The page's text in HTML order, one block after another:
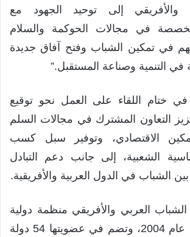
والأفريقي إلى توحيد الجهود مع
في مجالات الحوكمة والسلام
في تمكين الشباب وفتح آفاق جديدة
في التنمية وصناعة المستقبل.”
ختام اللقاء على العمل نحو توقيع
التعاون المشترك في مجالات السلم
الاقتصادي، وتوفير سبل كسب
الشعبية، إلى جانب دعم التبادل
بين الشباب في الدول العربية والأفريقية.
العربي والأفريقي منظمة دولية
مستقلة تأسست عام 2004، وتضم في عضويتها 54 دولة